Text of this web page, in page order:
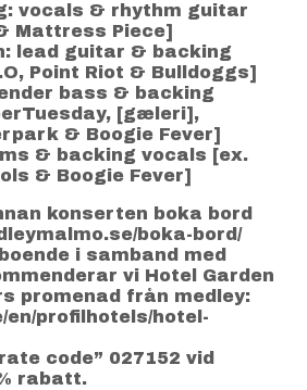
vocals & rhythm guitar
Mattress Piece]
lead guitar & backing
Point Riot & Bulldoggs]
bass & backing
[gæleri],
& Boogie Fever]
& backing vocals [ex.
& Boogie Fever]
konserten boka bord
boka-bord/
i samband med
vi Hotel Garden
promenad från medley:
en/profilhotels/hotel-
code” 027152 vid
rabatt.